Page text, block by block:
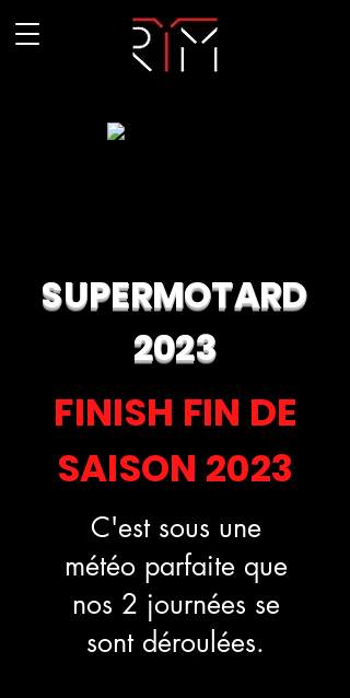
SUPERMOTARD
2023
FINISH FIN DE
SAISON 2023
C'est sous une
météo parfaite que
nos 2 journées se
sont déroulées.